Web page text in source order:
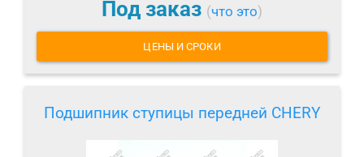
Под заказ (что это)
ЦЕНЫ И СРОКИ
Подшипник ступицы передней CHERY